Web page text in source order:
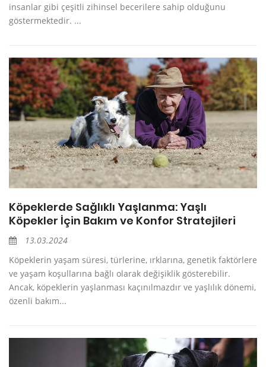
insanlar gibi çeşitli zihinsel becerilere sahip olduğunu
göstermektedir. ...
Köpeklerde Sağlıklı Yaşlanma: Yaşlı
Köpekler İçin Bakım ve Konfor Stratejileri
13.03.2024
Köpeklerin yaşam süresi, türlerine, ırklarına, genetik faktörlere
ve yaşam koşullarına bağlı olarak değişiklik gösterebilir.
Ancak, köpeklerin yaşlanması kaçınılmazdır ve yaşlılık dönemi,
özenli bakım...